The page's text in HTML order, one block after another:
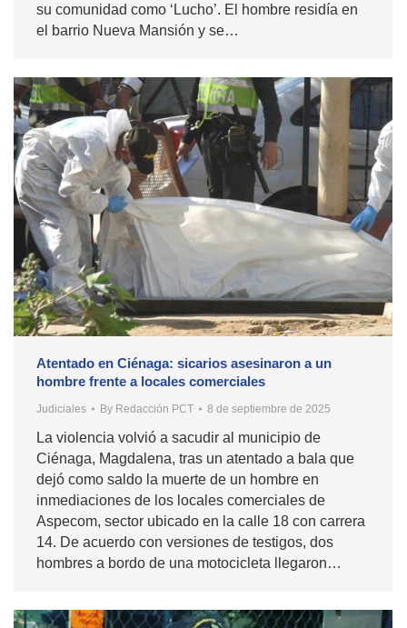
su comunidad como ‘Lucho’. El hombre residía en
el barrio Nueva Mansión y se…
Atentado en Ciénaga: sicarios asesinaron a un
hombre frente a locales comerciales
Judiciales By Redacción PCT 8 de septiembre de 2025
La violencia volvió a sacudir al municipio de
Ciénaga, Magdalena, tras un atentado a bala que
dejó como saldo la muerte de un hombre en
inmediaciones de los locales comerciales de
Aspecom, sector ubicado en la calle 18 con carrera
14. De acuerdo con versiones de testigos, dos
hombres a bordo de una motocicleta llegaron…